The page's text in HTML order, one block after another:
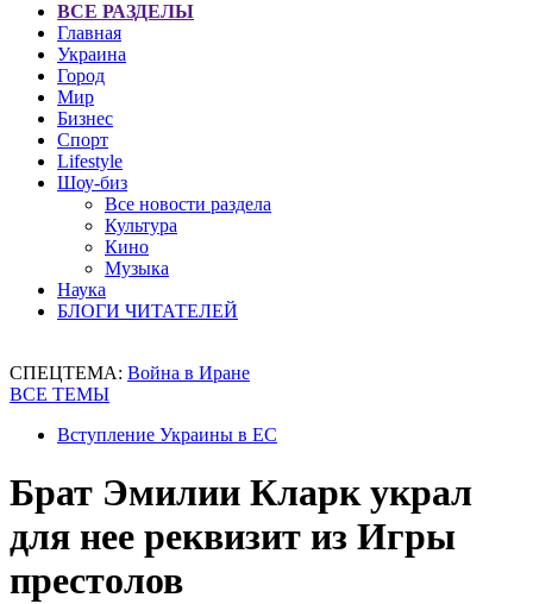
ВСЕ РАЗДЕЛЫ
Главная
Украина
Город
Мир
Бизнес
Спорт
Lifestyle
Шоу-биз
Все новости раздела
Культура
Кино
Музыка
Наука
БЛОГИ ЧИТАТЕЛЕЙ
СПЕЦТЕМА: Война в Иране
ВСЕ ТЕМЫ
Вступление Украины в ЕС
Брат Эмилии Кларк украл
для нее реквизит из Игры
престолов